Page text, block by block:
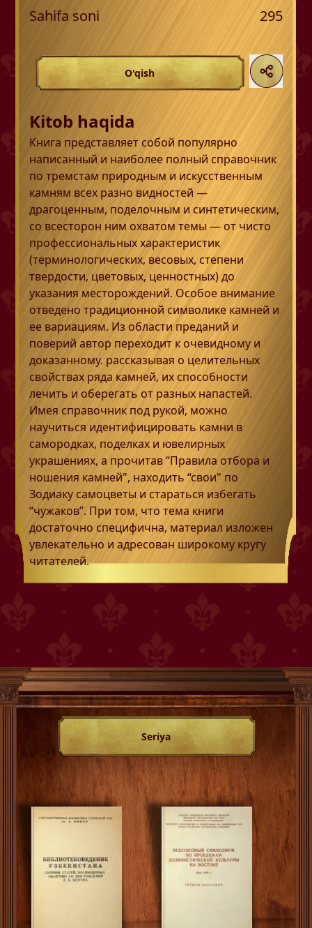
Sahifa soni
295
O'qish
Kitob haqida
Книга представляет собой популярно
написанный и наиболее полный справочник
по тремстам природным и искусственным
камням всех разно видностей —
драгоценным, поделочным и синтетическим,
со всесторон ним охватом темы — от чисто
профессиональных характеристик
(терминологических, весовых, степени
твердости, цветовых, ценностных) до
указания месторождений. Особое внимание
отведено традиционной символике камней и
ее вариациям. Из области преданий и
поверий автор переходит к очевидному и
доказанному. рассказывая о целительных
свойствах ряда камней, их способности
лечить и оберегать от разных напастей.
Имея справочник под рукой, можно
научиться идентифицировать камни в
самородках, поделках и ювелирных
украшениях, а прочитав “Правила отбора и
ношения камней", находить “свои" по
Зодиаку самоцветы и стараться избегать
“чужаков”. При том, что тема книги
достаточно специфична, материал изложен
увлекательно и адресован широкому кругу
читателей.
Seriya